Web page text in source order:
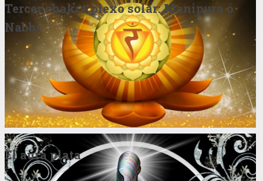
Tercer chakra plexo solar: Manipura ó
Nabbi
El aura plata